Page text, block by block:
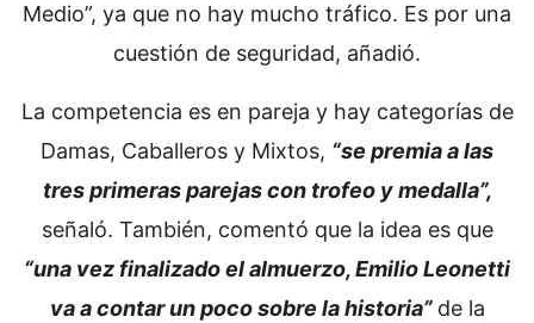
Medio”, ya que no hay mucho tráfico. Es por una
cuestión de seguridad, añadió.
La competencia es en pareja y hay categorías de
Damas, Caballeros y Mixtos, “se premia a las
tres primeras parejas con trofeo y medalla”,
señaló. También, comentó que la idea es que
“una vez finalizado el almuerzo, Emilio Leonetti
va a contar un poco sobre la historia” de la